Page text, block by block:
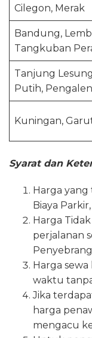
Cilegon, Merak
Bandung,
Tangkuban
Tanjung
Putih,
Kuningan,
Syarat dan
Harga
Biaya
Harga
perjalanan
Harga
waktu
Jika
harga
mengacu